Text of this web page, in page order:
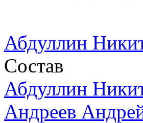
Абдуллин
Состав
Абдуллин
Андреев